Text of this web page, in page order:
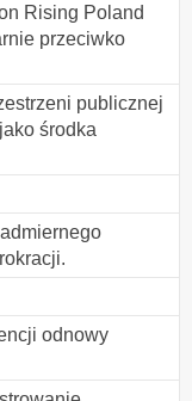
Rising Poland
przeciwko
publicznej
środka
odnowy